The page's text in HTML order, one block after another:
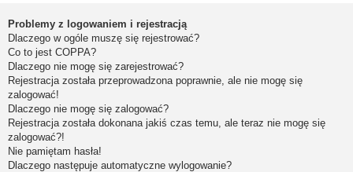
Problemy z logowaniem i rejestracją
Dlaczego w ogóle muszę się rejestrować?
Co to jest COPPA?
Dlaczego nie mogę się zarejestrować?
Rejestracja została przeprowadzona poprawnie, ale nie mogę się
zalogować!
Dlaczego nie mogę się zalogować?
Rejestracja została dokonana jakiś czas temu, ale teraz nie mogę się
zalogować?!
Nie pamiętam hasła!
Dlaczego następuje automatyczne wylogowanie?